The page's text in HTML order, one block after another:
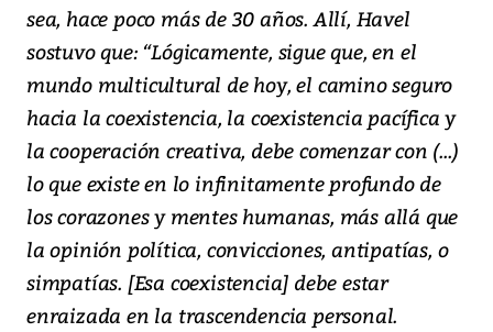
sea, hace poco más de 30 años. Allí, Havel
sostuvo que: “Lógicamente, sigue que, en el
mundo multicultural de hoy, el camino seguro
hacia la coexistencia, la coexistencia pacífica y
la cooperación creativa, debe comenzar con (...)
lo que existe en lo infinitamente profundo de
los corazones y mentes humanas, más allá que
la opinión política, convicciones, antipatías, o
simpatías. [Esa coexistencia] debe estar
enraizada en la trascendencia personal.